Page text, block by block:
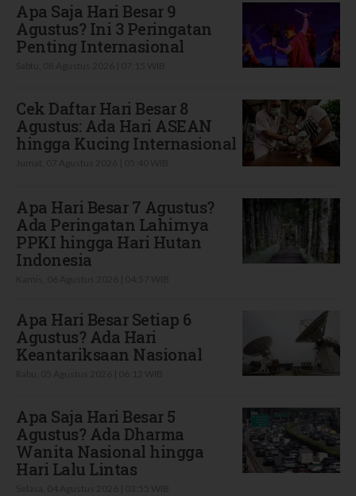
Apa Saja Hari Besar 9
Agustus? Ini 3 Peringatan
Penting Internasional
Cek Daftar Hari Besar 8
Agustus: Ada Hari ASEAN
hingga Kucing Internasional
Apa Hari Besar 7 Agustus?
Ada Peringatan Lahirnya
PPKI hingga Hari Hutan
Indonesia
Apa Hari Besar Setiap 6
Agustus? Ada Hari
Keantariksaan Nasional
Apa Saja Hari Besar 5
Agustus? Ada Dharma
Wanita Nasional hingga
Hari Lalu Lintas